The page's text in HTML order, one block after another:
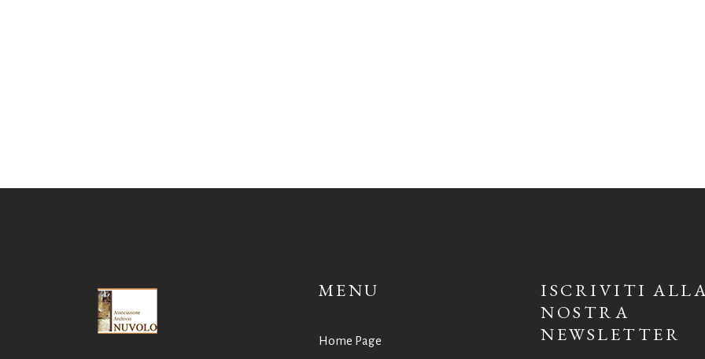
MENU
Home Page
ISCRIVITI
NOSTRA
NEWSLETTER